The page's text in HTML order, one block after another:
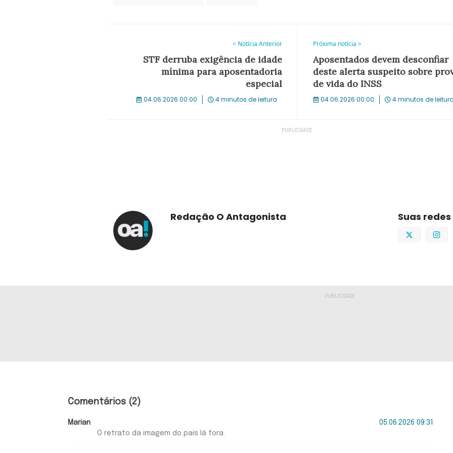
< Notícia Anterior
STF derruba exigência de idade
mínima para aposentadoria
especial
04.06.2026 00:00 4 minutos de leitura
Próxima notícia >
Aposentados devem desconfiar
deste alerta suspeito sobre
de vida do INSS
04.06.2026 00:00 4 minutos de
Redação O Antagonista Suas redes
Twitter
Comentários (2)
Marian
05.06.2026 09:31
O retrato da imagem do país lá fora.